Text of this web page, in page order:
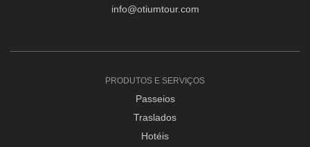
info@otiumtour.com
PRODUTOS E SERVIÇOS
Passeios
Traslados
Hotéis